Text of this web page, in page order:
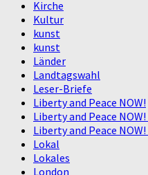
Kirche
Kultur
kunst
kunst
Länder
Landtagswahl
Leser-Briefe
Liberty and Peace NOW!
Liberty and Peace NOW!
Liberty and Peace
Lokal
Lokales
London